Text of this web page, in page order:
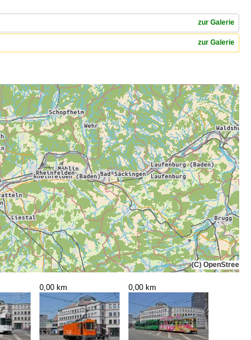
zur Galerie
zur Galerie
(C)
0,00 km 0,00 km